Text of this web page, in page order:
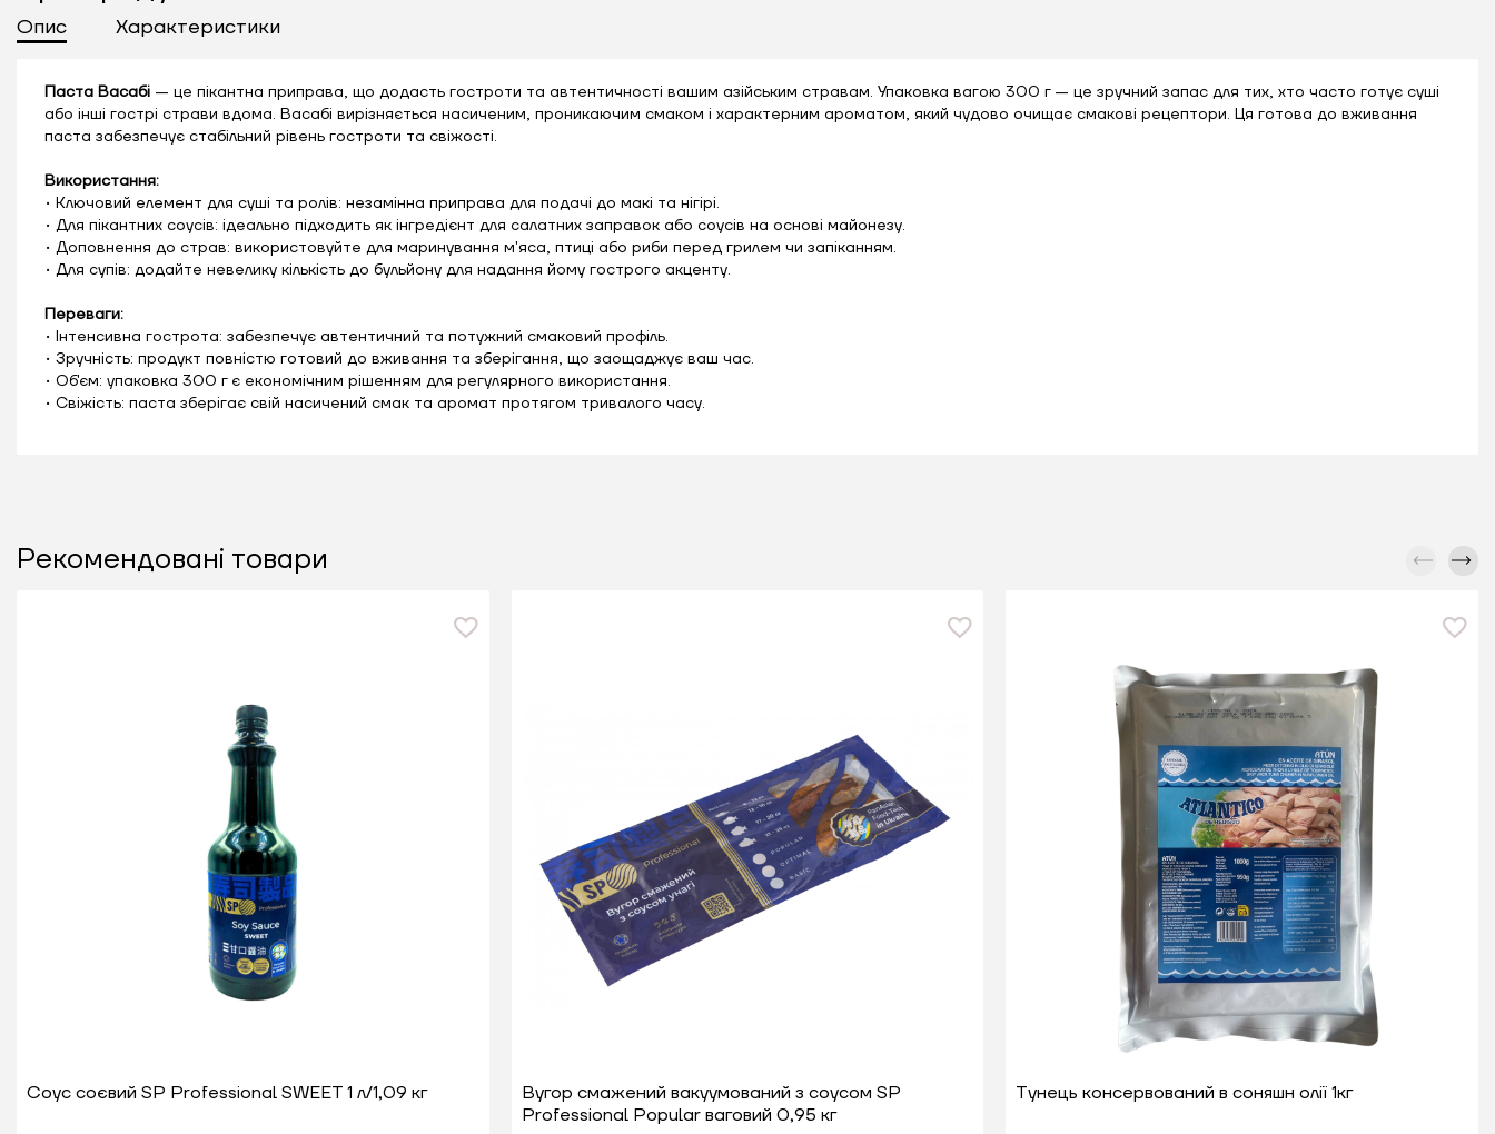
Опис Характеристики
Паста Васабі — це пікантна приправа, що додасть гостроти та автентичності вашим азійським стравам. Упаковка вагою 300 г — це зручний запас для тих, хто часто готує суші
або інші гострі страви вдома. Васабі вирізняється насиченим, проникаючим смаком і характерним ароматом, який чудово очищає смакові рецептори. Ця готова до вживання
паста забезпечує стабільний рівень гостроти та свіжості.
Використання:
• Ключовий елемент для суші та ролів: незамінна приправа для подачі до макі та нігірі.
• Для пікантних соусів: ідеально підходить як інгредієнт для салатних заправок або соусів на основі майонезу.
• Доповнення до страв: використовуйте для маринування м'яса, птиці або риби перед грилем чи запіканням.
• Для супів: додайте невелику кількість до бульйону для надання йому гострого акценту.
Переваги:
• Інтенсивна гострота: забезпечує автентичний та потужний смаковий профіль.
• Зручність: продукт повністю готовий до вживання та зберігання, що заощаджує ваш час.
• Об'єм: упаковка 300 г є економічним рішенням для регулярного використання.
• Свіжість: паста зберігає свій насичений смак та аромат протягом тривалого часу.
Рекомендовані товари
Соус соєвий SP Professional SWEET 1 л/1,09 кг
Вугор смажений вакуумований з соусом SP
Рrofessional Popular ваговий 0,95 кг
Тунець консервований в соняшн олії 1кг